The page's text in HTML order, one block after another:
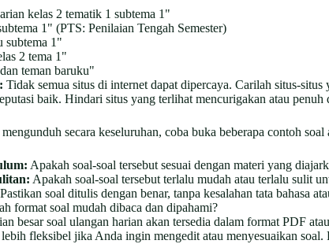
kelas 2 tematik 1 subtema 1"
1" (PTS: Penilaian Tengah Semester)
subtema 1"
2 tema 1"
teman baruku"
Tidak semua situs di internet dapat dipercaya. Carilah situs-
baik. Hindari situs yang terlihat mencurigakan atau penuh
mengunduh secara keseluruhan, coba buka beberapa contoh
Apakah soal-soal tersebut sesuai dengan materi yang
Apakah soal-soal tersebut terlalu mudah atau terlalu sulit
Pastikan soal ditulis dengan benar, tanpa kesalahan tata bahasa
format soal mudah dibaca dan dipahami?
besar soal ulangan harian akan tersedia dalam format PDF
fleksibel jika Anda ingin mengedit atau menyesuaikan